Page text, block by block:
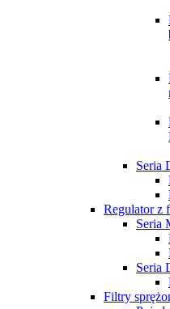
Seria
Regulator z
Seria
Seria
Filtry